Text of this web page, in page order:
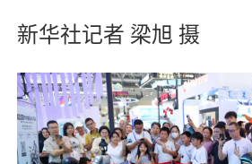
新华社记者 梁旭 摄